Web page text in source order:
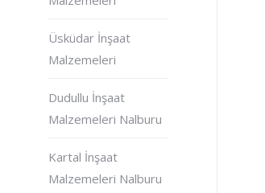
Üsküdar İnşaat
Malzemeleri
Dudullu İnşaat
Malzemeleri Nalburu
Kartal İnşaat
Malzemeleri Nalburu